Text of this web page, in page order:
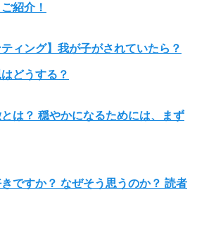
紹介！
ィング】我が子がされていたら？
どうする？
とは？ 穏やかになるためには、まず
ですか？ なぜそう思うのか？ 読者